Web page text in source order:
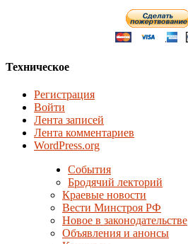
Техническое
Регистрация
Войти
Лента записей
Лента комментариев
WordPress.org
События
Бродячий лекторий
Краевые новости
Вести Минстроя РФ
Новое в законодательстве
Объявления и анонсы